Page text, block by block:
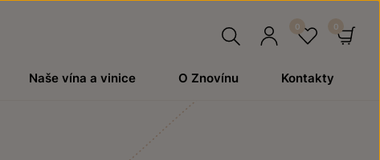
Naše vína a vinice O Znovínu Kontakty